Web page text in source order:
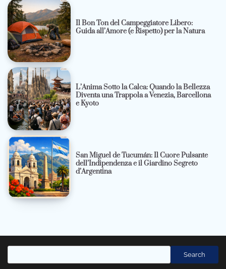
Il Bon Ton del Campeggiatore Libero:
Guida all’Amore (e Rispetto) per la Natura
L’Anima Sotto la Calca: Quando la Bellezza
Diventa una Trappola a Venezia, Barcellona
e Kyoto
San Miguel de Tucumán: Il Cuore Pulsante
dell’Indipendenza e il Giardino Segreto
d’Argentina
Search